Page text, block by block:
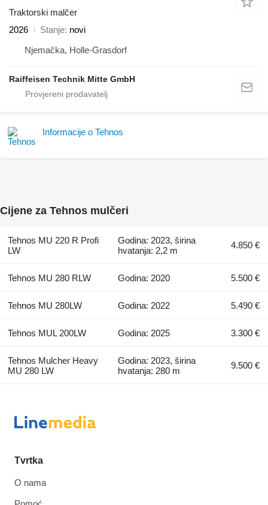
Traktorski malčer
2026
Stanje novi
Njemačka, Holle-Grasdorf
Raiffeisen Technik Mitte GmbH
Informacije o Tehnos
Cijene za Tehnos mulčeri
Tehnos MU 220 R Profi
LW
Godina: 2023, širina
hvatanja: 2,2 m
4.850 €
Tehnos MU 280 RLW Godina: 2020 5.500 €
Tehnos MU 280LW Godina: 2022 5.490 €
Tehnos MUL 200LW Godina: 2025 3.300 €
Tehnos Mulcher Heavy
MU 280 LW
Godina: 2023, širina
hvatanja: 280 m
9.500 €
Tvrtka
O nama